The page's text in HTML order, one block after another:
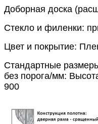
Доборная доска
Стекло и филенки:
Цвет и покрытие:
Стандартные
без порога/мм:
900